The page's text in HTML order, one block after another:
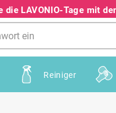
die LAVONIO-Tage mit
Reiniger